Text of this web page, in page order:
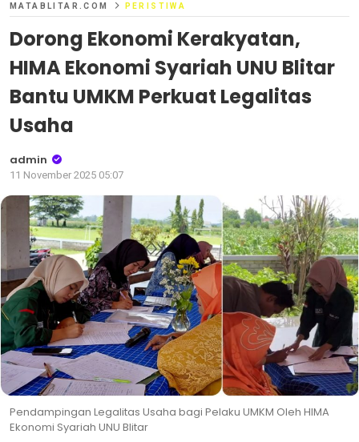
MATABLITAR.COM PERISTIWA
Dorong Ekonomi Kerakyatan,
HIMA Ekonomi Syariah UNU Blitar
Bantu UMKM Perkuat Legalitas
Usaha
admin
11 November 2025 05:07
Pendampingan Legalitas Usaha bagi Pelaku UMKM Oleh HIMA
Ekonomi Syariah UNU Blitar